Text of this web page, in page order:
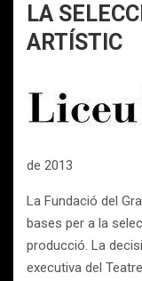
LA
ARTÍSTIC
de 2013
La Fundació del
bases per a la
producció. La
executiva del